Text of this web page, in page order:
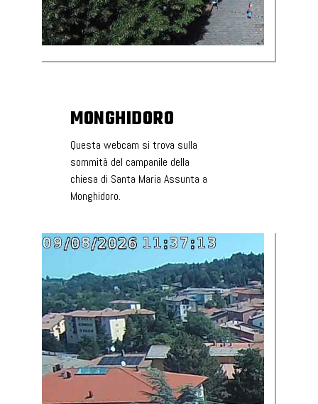
MONGHIDORO
Questa webcam si trova sulla
sommità del campanile della
chiesa di Santa Maria Assunta a
Monghidoro.